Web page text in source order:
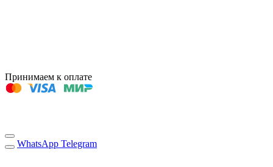
Принимаем к оплате
WhatsApp Telegram